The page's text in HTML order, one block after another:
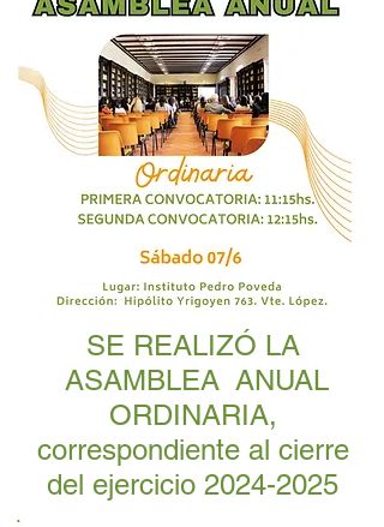
SE REALIZÓ LA
ASAMBLEA ANUAL
ORDINARIA,
correspondiente al cierre
del ejercicio 2024-2025
.